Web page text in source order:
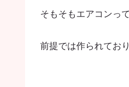
そもそもエアコンっ
前提では作られてお